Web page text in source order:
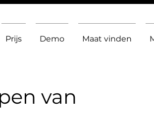
Prijs Demo Maat vinden
van